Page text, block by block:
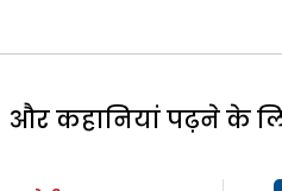
और कहानियां पढ़ने के